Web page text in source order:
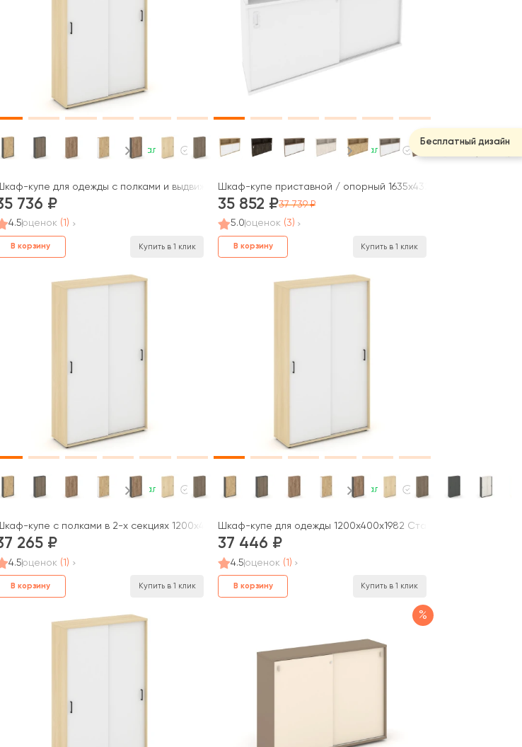
В наличии
купе для одежды с полками и выдвижной штангой в каждой секции 1200x400x1982 зад. стенка HDF
736
4.5оценок (1)
В корзину Купить в 1 клик
В наличии
Шкаф-купе приставной / опорный 1635x432x1120 Оникс / Onix
35 852
37 739
5.0 оценок (3)
В корзину Купить в 1 клик
1200x400x1982 зад. стенка HDF Стайл Проджект / Style Project
В наличии
купе с полками в 2-х секциях 1200x400x1982 зад. стенка HDF Стайл Проджект / Style Project
265
4.5оценок (1)
В корзину Купить в 1 клик
В наличии
Шкаф-купе для одежды 1200x400x1982 Стайл Проджект /
37 446
4.5оценок (1)
В корзину Купить в 1 клик
%
Бесплатный дизайн